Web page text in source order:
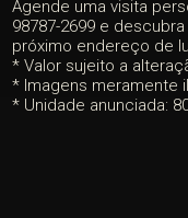
Agende uma visita
98787-2699 e
próximo endereço de
* Valor sujeito a
* Imagens meramente
* Unidade anunciada: